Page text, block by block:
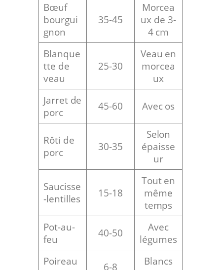
Bœuf
bourgui
gnon
35-45
Morcea
ux de 3-
4 cm
Blanque
tte de
veau
25-30
Veau en
morcea
ux
Jarret de
porc
45-60 Avec os
Rôti de
porc
30-35
Selon
épaisse
ur
Saucisse
-lentilles
15-18
Tout en
même
temps
Pot-au-
feu
40-50
Avec
légumes
Poireau
6-8
Blancs